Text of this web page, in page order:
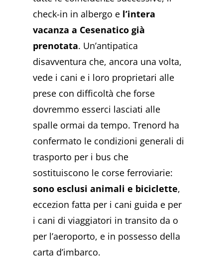
check-in in albergo e l’intera
vacanza a Cesenatico già
prenotata. Un’antipatica
disavventura che, ancora una volta,
vede i cani e i loro proprietari alle
prese con difficoltà che forse
dovremmo esserci lasciati alle
spalle ormai da tempo. Trenord ha
confermato le condizioni generali di
trasporto per i bus che
sostituiscono le corse ferroviarie:
sono esclusi animali e biciclette,
eccezion fatta per i cani guida e per
i cani di viaggiatori in transito da o
per l’aeroporto, e in possesso della
carta d’imbarco.